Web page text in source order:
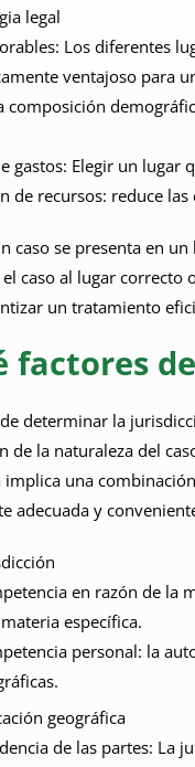
legal
Los diferentes
ventajoso para
composición
gastos: Elegir un lugar
de recursos: reduce
caso se presenta en
caso al lugar correcto
un tratamiento
factores
determinar la
de la naturaleza del
implica una
adecuada y
en razón de la
específica.
personal: la
geográfica
de las partes: La